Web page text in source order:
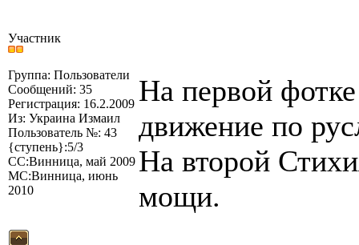
Участник
Группа: Пользователи
Сообщений: 35
Регистрация: 16.2.2009
Из: Украина Измаил
Пользователь №: 43
{ступень}:5/3
СС:Винница, май 2009
МС:Винница, июнь
2010
На первой
движение по
На второй
мощи.